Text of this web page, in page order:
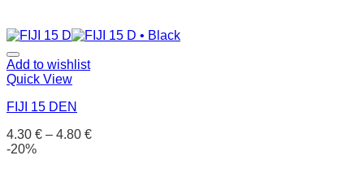
Add to wishlist
Quick View
FIJI 15 DEN
4.30 € – 4.80 €
-20%